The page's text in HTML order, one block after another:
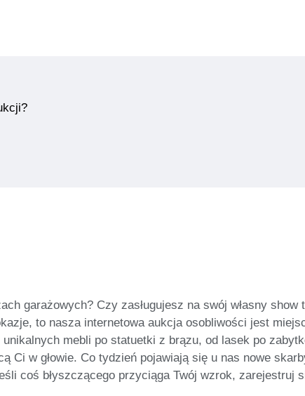
garażowych? Czy zasługujesz na swój własny
to nasza internetowa aukcja osobliwości jest
mebli po statuetki z brązu, od lasek po
Ci w głowie. Co tydzień pojawiają się u nas nowe
coś błyszczącego przyciąga Twój wzrok, zarejestruj